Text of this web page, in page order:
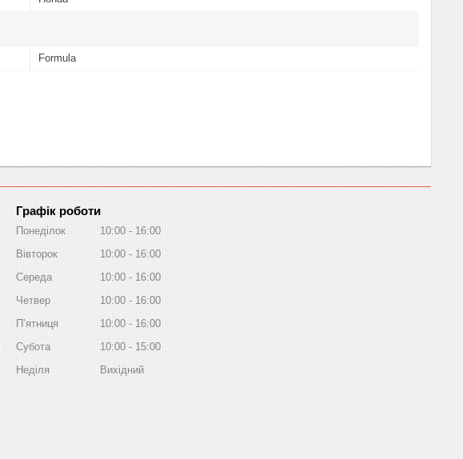
Formula
Графік роботи
Понеділок 10:00
16:00
Вівторок
10:00
16:00
Середа
10:00
16:00
Четвер
10:00
16:00
Пʼятниця
10:00
16:00
Субота
10:00
15:00
Неділя
Вихідний